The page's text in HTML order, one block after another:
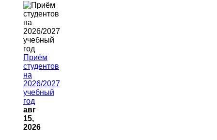
Приём
студентов
на
2026/2027
учебный
год
авг
15,
2026